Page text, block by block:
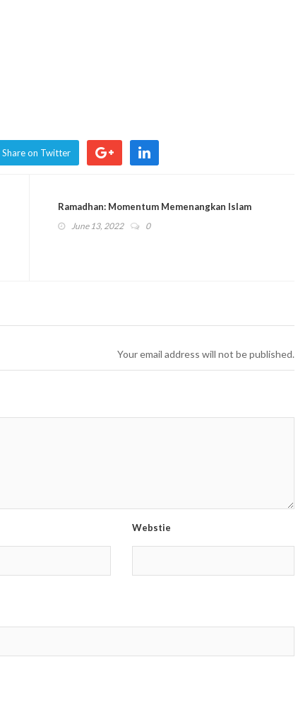
Share on Twitter
Ramadhan: Momentum Memenangkan Islam
June 13, 2022 0
Your email address will not be published.
Webstie